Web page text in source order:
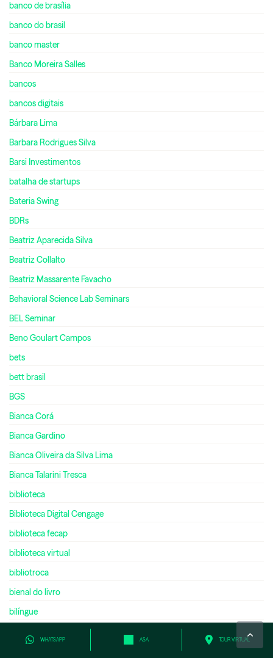
WHATSAPP ASA TOUR VIRTUAL
banco de brasília
banco do brasil
banco master
Banco Moreira Salles
bancos
bancos digitais
Bárbara Lima
Barbara Rodrigues Silva
Barsi Investimentos
batalha de startups
Bateria Swing
BDRs
Beatriz Aparecida Silva
Beatriz Collalto
Beatriz Massarente Favacho
Behavioral Science Lab Seminars
BEL Seminar
Beno Goulart Campos
bets
bett brasil
BGS
Bianca Corá
Bianca Gardino
Bianca Oliveira da Silva Lima
Bianca Talarini Tresca
biblioteca
Biblioteca Digital Cengage
biblioteca fecap
biblioteca virtual
bibliotroca
bienal do livro
bilíngue